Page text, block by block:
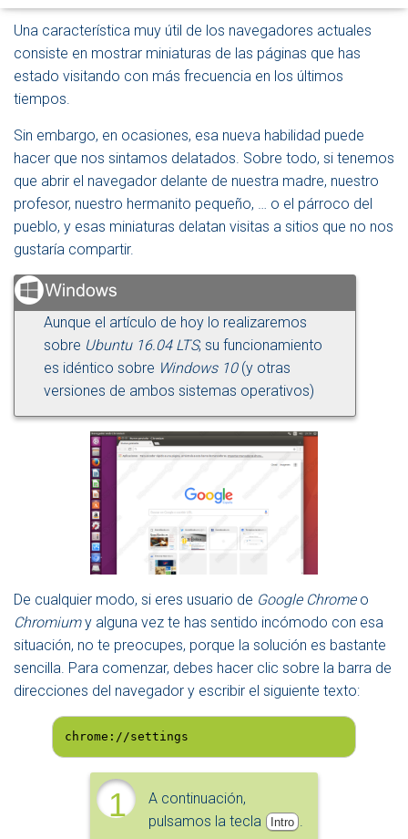
D
C
Ó
Una característica muy útil de los navegadores actuales
consiste en mostrar miniaturas de las páginas que has
estado visitando con más frecuencia en los últimos
tiempos.
Sin embargo, en ocasiones, esa nueva habilidad puede
hacer que nos sintamos delatados. Sobre todo, si tenemos
que abrir el navegador delante de nuestra madre, nuestro
profesor, nuestro hermanito pequeño, … o el párroco del
pueblo, y esas miniaturas delatan visitas a sitios que no nos
gustaría compartir.
Aunque el artículo de hoy lo realizaremos
sobre Ubuntu 16.04 LTS, su funcionamiento
es idéntico sobre Windows 10(y otras
versiones de ambos sistemas operativos)
De cualquier modo, si eres usuario de Google Chromeo
Chromiumy alguna vez te has sentido incómodo con esa
situación, no te preocupes, porque la solución es bastante
sencilla. Para comenzar, debes hacer clic sobre la barra de
direcciones del navegador y escribir el siguiente texto:
chrome://settings
1
A continuación,
pulsamos la tecla
Intro